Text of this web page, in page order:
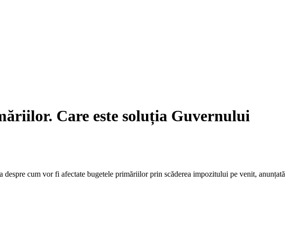
Care este soluția Guvernului
cum vor fi afectate bugetele primăriilor prin scăderea impozitului pe venit, anunțată